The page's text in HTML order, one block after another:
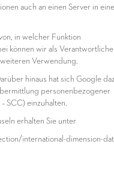
auch an einen Server in
in welcher Funktion
können wir als Verantwortliche
Verwendung.
hinaus hat sich Google
personenbezogener
SCC) einzuhalten.
erhalten Sie unter
international-dimension-